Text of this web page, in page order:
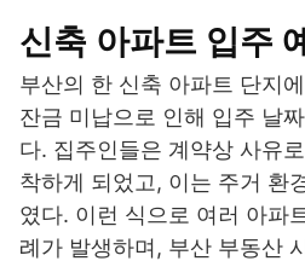
신축 아파트 입주
부산의 한 신축 아파트 단지
잔금 미납으로 인해 입주 날
다. 집주인들은 계약상 사유
착하게 되었고, 이는 주거 환
였다. 이런 식으로 여러 아파
례가 발생하며, 부산 부동산